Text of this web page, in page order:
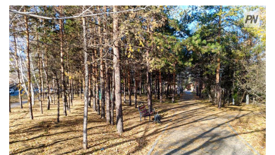
МИР
СПЕЦПРОЕКТЫ
СПОРТ
Чек-лист
РАЗВЛЕЧЕНИЯ